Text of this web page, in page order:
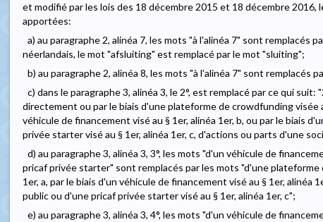
et modifié par les lois des 18 décembre 2015 et 18 décembre
apportées:
a) au paragraphe 2, alinéa 7, les mots "à l'alinéa 7" sont remplacés
néerlandais, le mot "afsluiting" est remplacé par le mot "sluiting";
b) au paragraphe 2, alinéa 8, les mots "à l'alinéa 7" sont remplacés
c) dans le paragraphe 3, alinéa 3, le 2°, est remplacé par ce qui
directement ou par le biais d'une plateforme de crowdfunding visée
véhicule de financement visé au § 1er, alinéa 1er, b, ou par le biais
privée starter visé au § 1er, alinéa 1er, c, d'actions ou parts d'une
d) au paragraphe 3, alinéa 3, 3°, les mots "d'un véhicule de
pricaf privée starter" sont remplacés par les mots "d'une plateforme
1er, a, par le biais d'un véhicule de financement visé au § 1er, alinéa
public ou d'une pricaf privée starter visé au § 1er, alinéa 1er, c";
e) au paragraphe 3, alinéa 3, 4°, les mots "d'un véhicule de